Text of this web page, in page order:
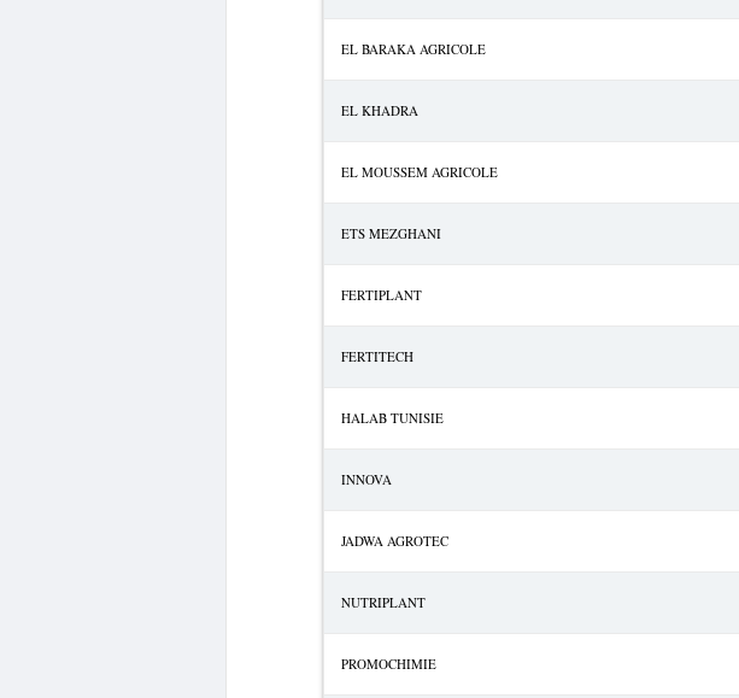
EL BARAKA AGRICOLE
EL KHADRA
EL MOUSSEM AGRICOLE
ETS MEZGHANI
FERTIPLANT
FERTITECH
HALAB TUNISIE
INNOVA
JADWA AGROTEC
NUTRIPLANT
PROMOCHIMIE